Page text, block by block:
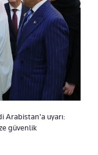
Arabistan'a uyarı:
güvenlik